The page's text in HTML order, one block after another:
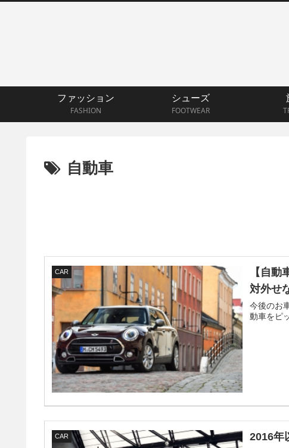
ファッション
FASHION
シューズ
FOOTWEAR
自動車
CAR
【自
対外せ
今後のお
動車をピ
CAR 2016年